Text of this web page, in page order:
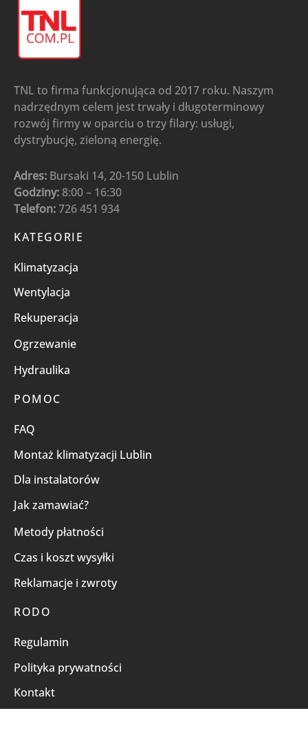
TNL to firma funkcjonująca od 2017 roku. Naszym
nadrzędnym celem jest trwały i długoterminowy
rozwój firmy w oparciu o trzy filary: usługi,
dystrybucję, zieloną energię.
Adres: Bursaki 14, 20-150 Lublin
Godziny: 8:00 – 16:30
Telefon:726 451 934
KATEGORIE
Klimatyzacja
Wentylacja
Rekuperacja
Ogrzewanie
Hydraulika
POMOC
FAQ
Montaż klimatyzacji Lublin
Dla instalatorów
Jak zamawiać?
Metody płatności
Czas i koszt wysyłki
Reklamacje i zwroty
RODO
Regulamin
Polityka prywatności
Kontakt